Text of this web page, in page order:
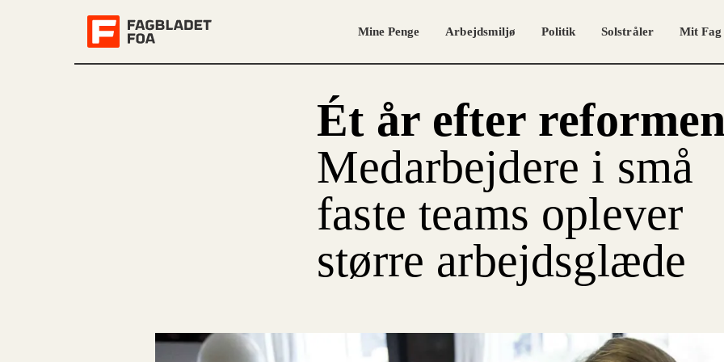
Mine Penge Arbejdsmiljø Politik Solstråler Mit Fag
Ét år efter
Medarbejdere i små
faste teams oplever
større arbejdsglæde